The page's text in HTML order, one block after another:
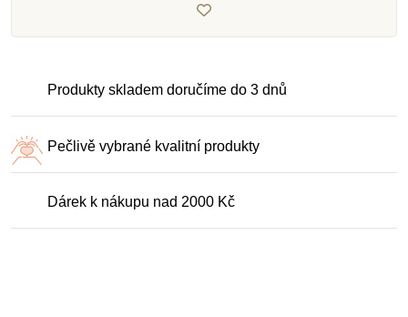
Produkty skladem doručíme do 3 dnů
Pečlivě vybrané kvalitní produkty
Dárek k nákupu nad 2000 Kč